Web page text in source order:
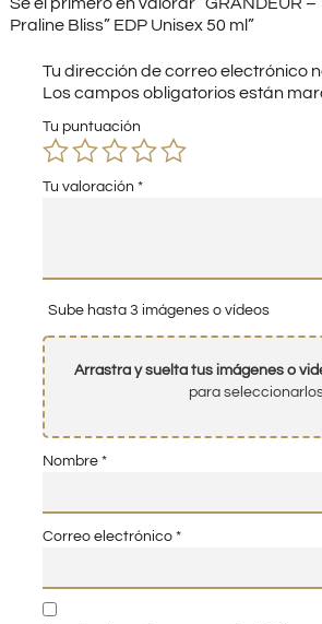
Praline Bliss” EDP Unisex 50 ml”
Tu dirección de correo electrónico
Los campos obligatorios están
Tu puntuación
Tu valoración *
Sube hasta 3 imágenes o vídeos
Arrastra y suelta tus imágenes o
para
Nombre *
Correo electrónico *